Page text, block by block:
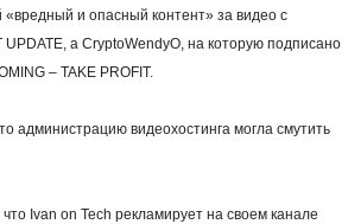
«вредный и опасный контент» за видео с
а CryptoWendyO, на которую подписано
– TAKE PROFIT.
администрацию видеохостинга могла смутить
Ivan on Tech рекламирует на своем канале